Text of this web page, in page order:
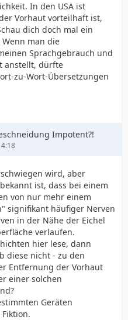
In den USA ist
Vorhaut vorteilhaft ist,
dich doch mal ein
man die
Sprachgebrauch und
anstellt, dürfte
zu-Wort-Übersetzungen
Impotent?!
wird, aber
ist, dass bei einem
von nur mehr einem
signifikant häufiger Nerven
in der Nähe der Eichel
verlaufen.
hier lese, dann
diese nicht - zu den
Entfernung der Vorhaut
einer solchen
Geräten